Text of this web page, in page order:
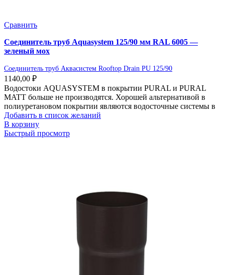
Сравнить
Соединитель труб Aquasystem 125/90 мм RAL 6005 —
зеленый мох
Соединитель труб Аквасистем Rooftop Drain PU 125/90
1140,00 ₽
Водостоки AQUASYSTEM в покрытии PURAL и PURAL
MATT больше не производятся. Хорошей альтернативой в
полиуретановом покрытии являются водосточные системы в
Добавить в список желаний
В корзину
Быстрый просмотр